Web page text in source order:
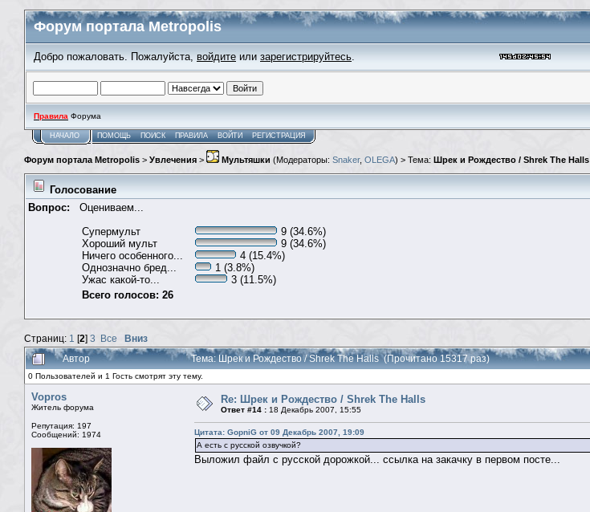
Форум портала Metropolis
Добро пожаловать. Пожалуйста, войдите или зарегистрируйтесь.
Правила Форума
НАЧАЛО ПОМОЩЬ ПОИСК ПРАВИЛА ВОЙТИ РЕГИСТРАЦИЯ
Форум портала Metropolis > Увлечения > Мультяшки (Модераторы: Snaker, OLEGA) > Тема: Шрек и Рождество / Shrek The Halls
Голосование
Вопрос:
Оцениваем...
Супермульт
9 (34.6%)
Хороший мульт
9 (34.6%)
Ничего особенного...
4 (15.4%)
Однозначно бред...
1 (3.8%)
Ужас какой-то...
3 (11.5%)
Всего голосов: 26
Страниц: 1 [2] 3 Все Вниз
Автор Тема: Шрек и Рождество / Shrek The Halls (Прочитано 15317 раз)
0 Пользователей и 1 Гость смотрят эту тему.
Vopros
Житель форума
Репутация: 197
Сообщений: 1974
Re: Шрек и Рождество / Shrek The Halls
Ответ #14 : 18 Декабрь 2007, 15:55
Цитата: GopniG от 09 Декабрь 2007, 19:09
А есть с русской озвучкой?
Выложил файл с русской дорожкой... ссылка на закачку в первом посте...